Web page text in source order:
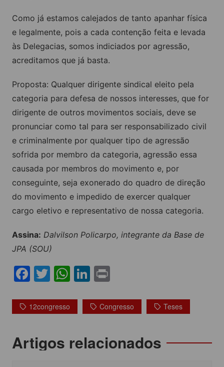
Como já estamos calejados de tanto apanhar física
e legalmente, pois a cada contenção feita e levada
às Delegacias, somos indiciados por agressão,
acreditamos que já basta.
Proposta: Qualquer dirigente sindical eleito pela
categoria para defesa de nossos interesses, que for
dirigente de outros movimentos sociais, deve se
pronunciar como tal para ser responsabilizado civil
e criminalmente por qualquer tipo de agressão
sofrida por membro da categoria, agressão essa
causada por membros do movimento e, por
conseguinte, seja exonerado do quadro de direção
do movimento e impedido de exercer qualquer
cargo eletivo e representativo de nossa categoria.
Assina: Dalvilson Policarpo, integrante da Base de
JPA (SOU)
F
c
b
o
T
itt
W
at
A
p
Li
k
dI
n
t
12congresso Congresso Teses
Navegação
Artigos relacionados